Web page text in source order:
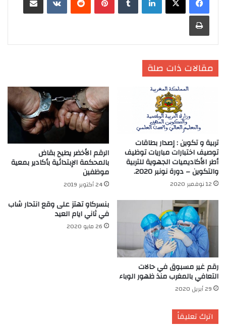
طباعة
مقالات ذات صلة
تربية و تكوين : إصدار بطاقات
توصيف اختبارات مباريات توظيف
أطر الأكاديميات الجهوية للتربية
والتكوين – دورة نونبر 2020.
12 نوفمبر 2020
الرقم الأخضر يطيح بقاض
بالمحكمة الإبتدائية بأكادير بمعية
موظفين
24 أكتوبر 2019
رقم غير مسبوق في حالات
التعافي بالمغرب منذ ظهور الوباء
29 أبريل 2020
بنسركاو تهتز على وقع انتحار شاب
في ثاني ايام العيد
26 مايو 2020
اترك تعليقاً